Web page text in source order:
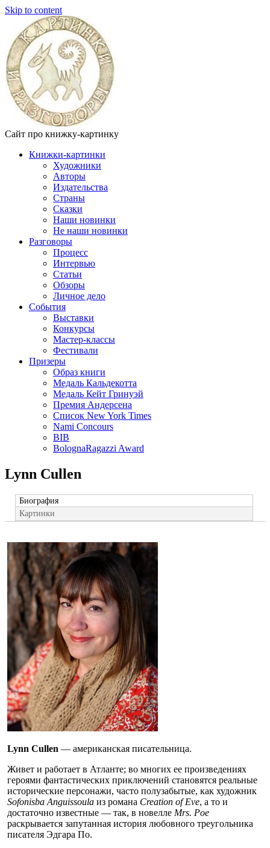
Skip to content
Сайт про книжку-картинку
Книжки-картинки
Художники
Авторы
Издательства
Страны
Сказки
Наши новинки
Не наши новинки
Разговоры
Процесс
Интервью
Статьи
Обзоры
Личное дело
События
Выставки
Конкурсы
Мастер-классы
Фестивали
Призеры
Образ книги
Медаль Кальдекотта
Медаль Кейт Гринуэй
Премия Андерсена
Список New York Times
Nami Concours
BIB
BolognaRagazzi Award
Lynn Cullen
Биография
Картинки
Lynn Cullen — американская писательница.
Живет и работает в Атланте; во многих ее произведениях
героями фантастических приключений становятся реальные
исторические персонажи, часто полузабытые, как художник
Sofonisba Anguissoula из романа Creation of Eve, а то и
достаточно известные — так, в новелле Mrs. Poe
раскрывается запутанная история любовного треугольника
писателя Эдгара По.